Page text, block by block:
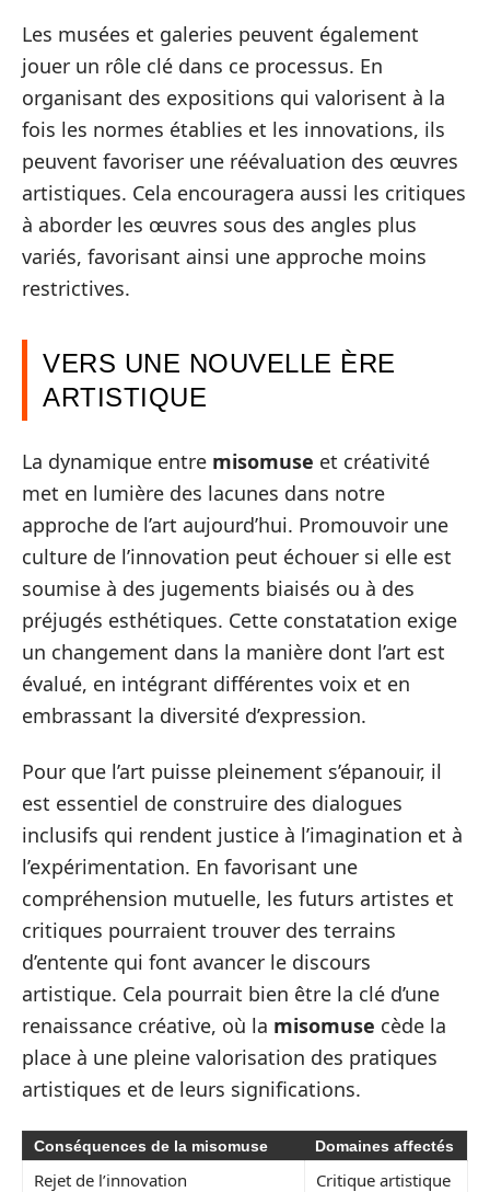
Les musées et galeries peuvent également
jouer un rôle clé dans ce processus. En
organisant des expositions qui valorisent à la
fois les normes établies et les innovations, ils
peuvent favoriser une réévaluation des œuvres
artistiques. Cela encouragera aussi les critiques
à aborder les œuvres sous des angles plus
variés, favorisant ainsi une approche moins
restrictives.
VERS UNE NOUVELLE ÈRE
ARTISTIQUE
La dynamique entre misomuse et créativité
met en lumière des lacunes dans notre
approche de l’art aujourd’hui. Promouvoir une
culture de l’innovation peut échouer si elle est
soumise à des jugements biaisés ou à des
préjugés esthétiques. Cette constatation exige
un changement dans la manière dont l’art est
évalué, en intégrant différentes voix et en
embrassant la diversité d’expression.
Pour que l’art puisse pleinement s’épanouir, il
est essentiel de construire des dialogues
inclusifs qui rendent justice à l’imagination et à
l’expérimentation. En favorisant une
compréhension mutuelle, les futurs artistes et
critiques pourraient trouver des terrains
d’entente qui font avancer le discours
artistique. Cela pourrait bien être la clé d’une
renaissance créative, où la misomuse cède la
place à une pleine valorisation des pratiques
artistiques et de leurs significations.
Conséquences de la misomuse Domaines affectés
Rejet de l’innovation
Critique artistique